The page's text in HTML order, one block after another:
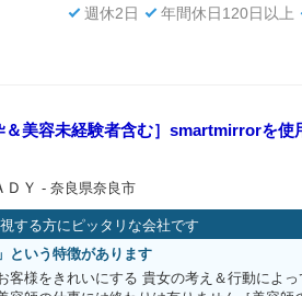
週休2日 年間休日120日以上
＆美容未経験者含む］smartmirrorを使
ＤＹ - 奈良県奈良市
する方にピッタリな会社です
という特徴があります
客様をきれいにする 貴女の考え＆行動によ